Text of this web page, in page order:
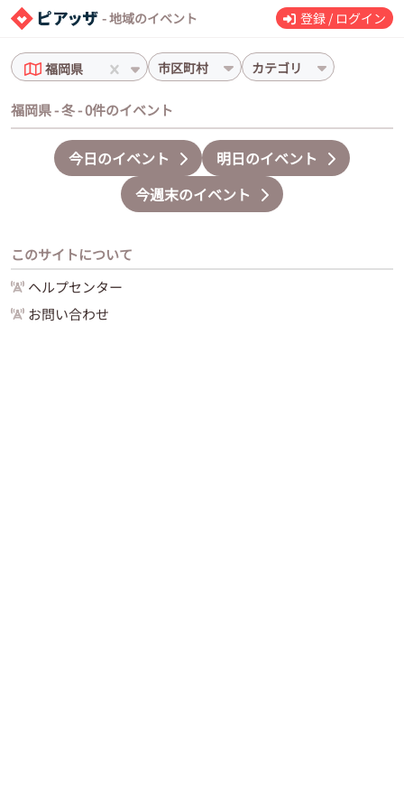
- 地域のイベント 登録 / ログイン
福岡県 市区町村 カテゴリ
福岡県 - 冬 - 0件のイベント
今日のイベント
明日のイベント
今週末のイベント
このサイトについて
ヘルプセンター
お問い合わせ